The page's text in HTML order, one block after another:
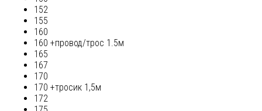
152
155
160
160 +провод/трос 1.5м
165
167
170
170 +тросик 1,5м
172